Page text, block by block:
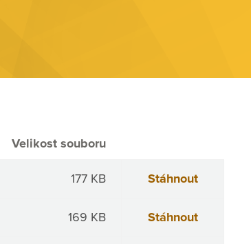
Velikost souboru
177 KB Stáhnout
169 KB Stáhnout